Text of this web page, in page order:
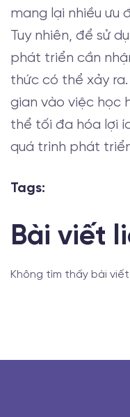
mang lại nhiều ưu
Tuy nhiên, để sử
phát triển cần
thức có thể xảy
gian vào việc học
thể tối đa hóa lợi
quá trình phát
Tags:
Bài viết
Không tìm thấy bài